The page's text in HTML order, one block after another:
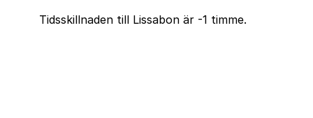
Tidsskillnaden till Lissabon är -1 timme.